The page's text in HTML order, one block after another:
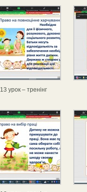
13 урок – тренінг